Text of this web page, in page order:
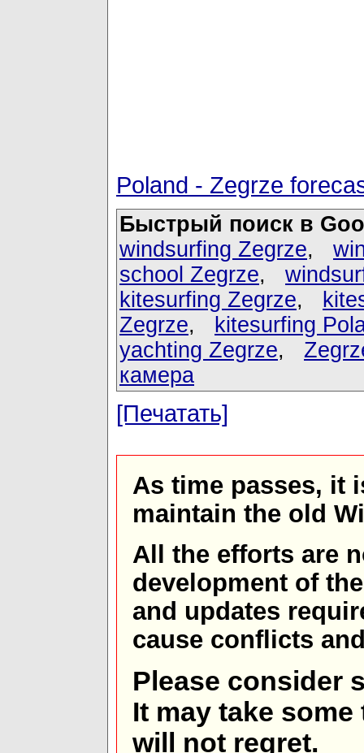
Poland - Zegrze
Быстрый поиск в
windsurfing Zegrze,
school Zegrze,
kitesurfing Zegrze,
Zegrze,
kitesurfing
yachting Zegrze,
камера
[Печатать]
As time passes, it
maintain the old
All the efforts are
development of
and updates
cause conflicts
Please consider
It may take
will not regret.